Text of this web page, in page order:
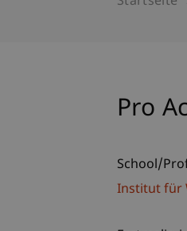
Pro
School/
Institut für